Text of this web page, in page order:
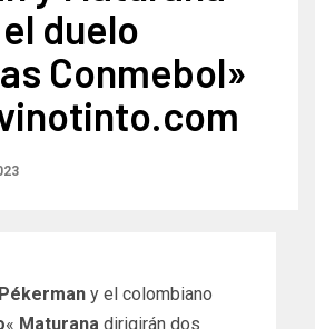
duelo
Conmebol»
y el colombiano
« Maturana dirigirán dos